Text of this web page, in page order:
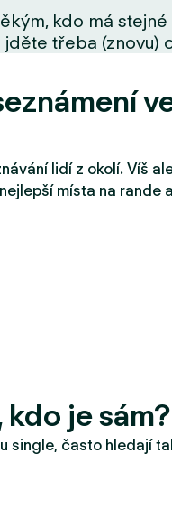
kdo má
třeba (znovu)
lidí z okolí. Víš
místa na rande
je
single, často hledají